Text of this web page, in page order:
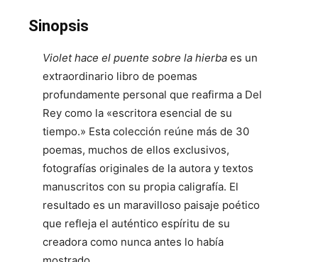
Sinopsis
Violet hace el puente sobre la hierba es un
extraordinario libro de poemas
profundamente personal que reafirma a Del
Rey como la «escritora esencial de su
tiempo.» Esta colección reúne más de 30
poemas, muchos de ellos exclusivos,
fotografías originales de la autora y textos
manuscritos con su propia caligrafía. El
resultado es un maravilloso paisaje poético
que refleja el auténtico espíritu de su
creadora como nunca antes lo había